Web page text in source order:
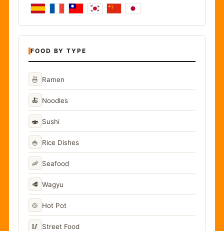
FOOD BY TYPE
🍜 Ramen
🍝 Noodles
🍣 Sushi
🍚 Rice Dishes
🦐 Seafood
🥩 Wagyu
🍲 Hot Pot
🥢 Street Food